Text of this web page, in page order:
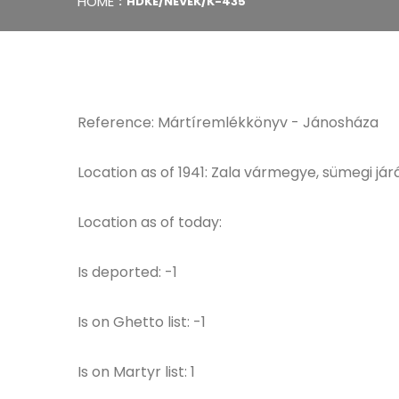
Reference: Mártíremlékkönyv - Jánosháza
Location as of 1941: Zala vármegye, sümegi
Location as of today:
Is deported: -1
Is on Ghetto list: -1
Is on Martyr list: 1